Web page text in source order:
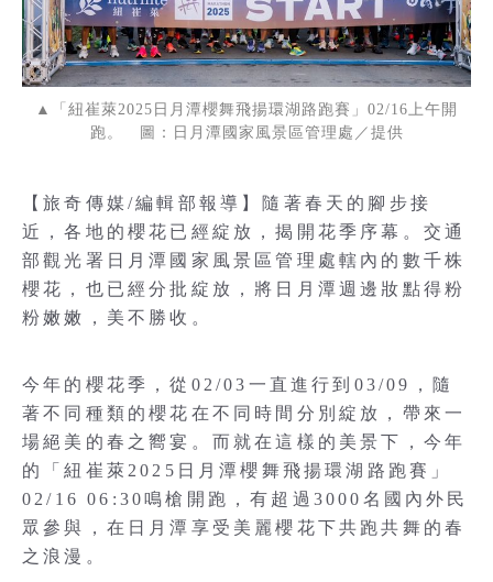
▲「紐崔萊2025日月潭櫻舞飛揚環湖路跑賽」02/16上午開
跑。 圖：日月潭國家風景區管理處／提供
【旅奇傳媒/編輯部報導】隨著春天的腳步接
近，各地的櫻花已經綻放，揭開花季序幕。交通
部觀光署日月潭國家風景區管理處轄內的數千株
櫻花，也已經分批綻放，將日月潭週邊妝點得粉
粉嫩嫩，美不勝收。
今年的櫻花季，從02/03一直進行到03/09，隨
著不同種類的櫻花在不同時間分別綻放，帶來一
場絕美的春之嚮宴。而就在這樣的美景下，今年
的「紐崔萊2025日月潭櫻舞飛揚環湖路跑賽」
02/16 06:30鳴槍開跑，有超過3000名國內外民
眾參與，在日月潭享受美麗櫻花下共跑共舞的春
之浪漫。